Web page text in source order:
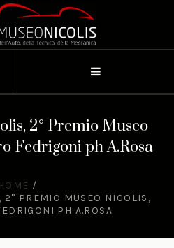
2° Premio Museo
Fedrigoni ph A.Rosa
HOME /
PREMIO MUSEO NICOLIS,
PH A.ROSA